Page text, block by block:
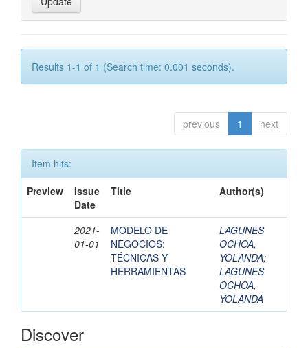
Results 1-1 of 1 (Search time: 0.001 seconds).
previous 1 next
Item hits:
Preview
Issue
Date
Title Author(s)
2021-
01-01
MODELO DE
NEGOCIOS:
TÉCNICAS Y
HERRAMIENTAS
LAGUNES
OCHOA,
YOLANDA;
LAGUNES
OCHOA,
YOLANDA
Discover